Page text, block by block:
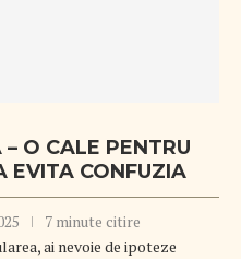
O CALE PENTRU
EVITA CONFUZIA
7 minute citire
ai nevoie de ipoteze